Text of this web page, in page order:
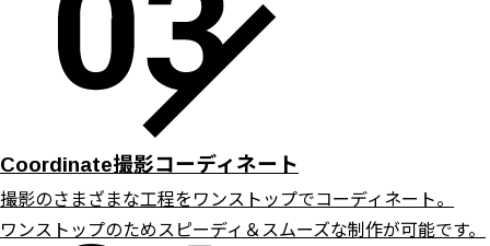
Coordinate撮影コーディネート
撮影のさまざまな工程をワンストップでコーディネート。
ワンストップのためスピーディ＆スムーズな制作が可能です。